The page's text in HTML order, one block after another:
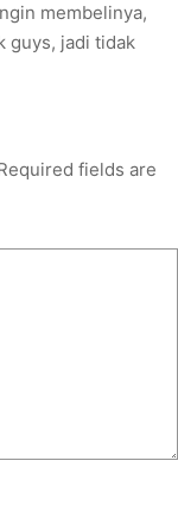
membelinya,
guys, jadi tidak
fields are